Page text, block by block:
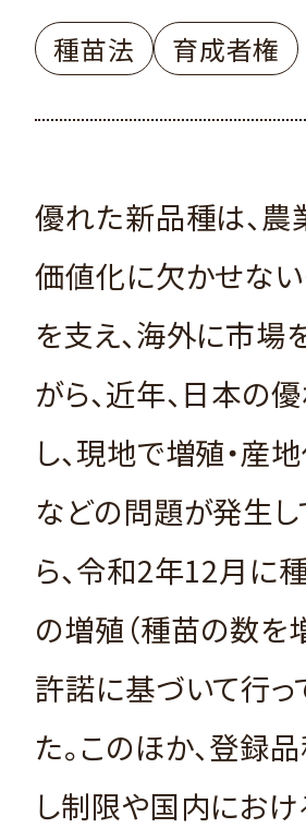
種苗法 育成者権
優れた新品種は、
価値化に欠かせな
を支え、海外に市場
がら、近年、日本
し、現地で増殖・産
などの問題が発生し
ら、令和2年12月に
の増殖（種苗の数を
許諾に基づいて行っ
た。このほか、登録
し制限や国内にお